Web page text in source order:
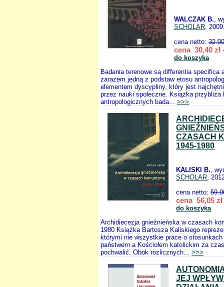
WALCZAK B.,
SCHOLAR,
cena netto: 32.00
cena 30,40 zł
do koszyka
Badania terenowe są differentia specifica
zarazem jedną z podstaw etosu
elementem dyscypliny, który jest
przez nauki społeczne. Książka przybliża
antropologicznych bada... >>>
CZASACH
1945-1980
KALISKI B.,
SCHOLAR,
cena netto:
cena 56,05 zł
do koszyka
Archidiecezja gnieźnieńska w czasach
1980 Książka Bartosza Kaliskiego
którymi nie wszystkie prace o
państwem a Kościołem katolickim za
pochwalić. Obok rozlicznych... >>>
JEJ